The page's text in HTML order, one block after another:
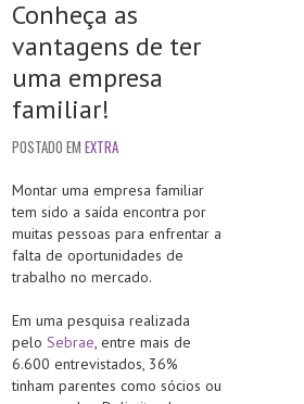
Conheça as
vantagens de ter
uma empresa
familiar!
POSTADO EM EXTRA
Montar uma empresa familiar
tem sido a saída encontra por
muitas pessoas para enfrentar a
falta de oportunidades de
trabalho no mercado.
Em uma pesquisa realizada
pelo Sebrae, entre mais de
6.600 entrevistados, 36%
tinham parentes como sócios ou